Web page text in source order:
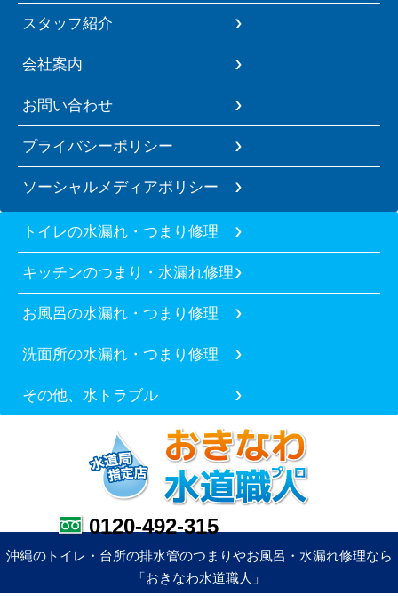
スタッフ紹介
会社案内
お問い合わせ
プライバシーポリシー
ソーシャルメディアポリシー
トイレの水漏れ・つまり修理
キッチンのつまり・水漏れ修理
お風呂の水漏れ・つまり修理
洗面所の水漏れ・つまり修理
その他、水トラブル
0120-492-315
沖縄のトイレ・台所の排水管のつまりやお風呂・水漏れ修理なら
「おきなわ水道職人」